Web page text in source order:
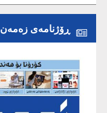
ڕۆژنامەی زەمەن